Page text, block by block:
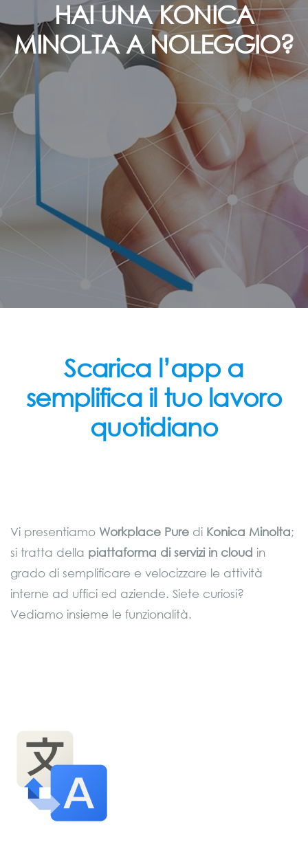
HAI UNA KONICA
MINOLTA A NOLEGGIO?
Scarica l’app a
semplifica il tuo lavoro
quotidiano
Vi presentiamo Workplace Pure di Konica Minolta;
si tratta della piattaforma di servizi in cloud in
grado di semplificare e velocizzare le attività
interne ad uffici ed aziende. Siete curiosi?
Vediamo insieme le funzionalità.